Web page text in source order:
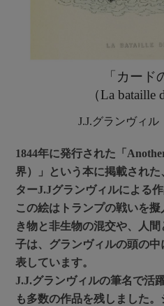
「カード
（La bataille
J.J.グランヴィル
1844年に発行された「
界）」という本に掲載され
ターJ.Jグランヴィルによる作
この絵はトランプの戦いを
き物と非生物の混交や、人
子は、グランヴィルの頭の
表しています。
J.J.グランヴィルの筆名で活
も多数の作品を残しました